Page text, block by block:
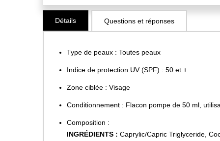
Skip
the
Détails
Type de peaux : Toutes peaux
Indice de protection UV (SPF) : 50 et +
Zone ciblée : Visage
Conditionnement : Flacon pompe de 50 ml,
Composition :
INGRÉDIENTS : Caprylic/Capric Triglyceride,
Questions et réponses